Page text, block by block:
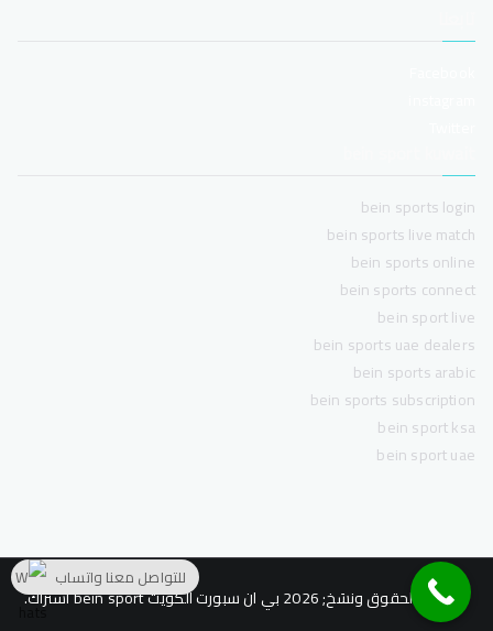
bein sports login
bein sports live match
bein sports online
bein sports connect
bein sport live
bein sports uae dealers
bein sports arabic
bein sports subscription
bein sport ksa
bein sport uae
محفوظ الحقوق ونسَخ; 2026 بي ان سبورت الكويت bein sport اشتراك .
للتواصل معنا واتساب